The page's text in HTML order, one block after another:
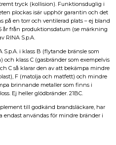
tryck (kollision). Funktionsduglig i
plockas isär upphör garantin och det
på en torr och ventilerad plats – ej bland
år från produktionsdatum (se märkning
RINA S.p.A.
S.p.A. i klass B (flytande bränsle som
klass C (gasbränder som exempelvis
C så klarar den av att bekämpa mindre
F (matolja och matfett) och mindre
brinnande metaller som finns i
Ej heller glödbränder. 21BC.
till godkänd brandsläckare, har
endast användas för mindre bränder i